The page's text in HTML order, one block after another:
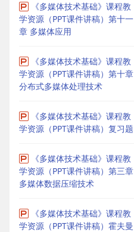
《多媒体技术基础》课程教
学资源（PPT课件讲稿）第十一
章 多媒体应用
《多媒体技术基础》课程教
学资源（PPT课件讲稿）第十章
分布式多媒体处理技术
《多媒体技术基础》课程教
学资源（PPT课件讲稿）复习题
《多媒体技术基础》课程教
学资源（PPT课件讲稿）第三章
多媒体数据压缩技术
《多媒体技术基础》课程教
学资源（PPT课件讲稿）霍夫曼